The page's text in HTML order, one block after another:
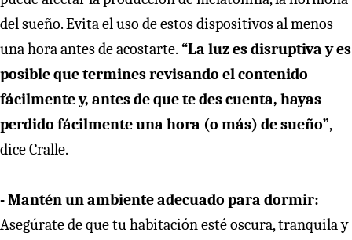
del sueño. Evita el uso de estos dispositivos al menos
una hora antes de acostarte. “La luz es disruptiva y es
posible que termines revisando el contenido
fácilmente y, antes de que te des cuenta, hayas
perdido fácilmente una hora (o más) de sueño”,
dice Cralle.
- Mantén un ambiente adecuado para dormir:
Asegúrate de que tu habitación esté oscura, tranquila y